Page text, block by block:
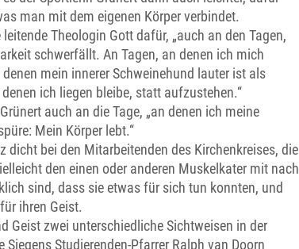
man mit dem eigenen Körper verbindet.
Theologin Gott dafür, „auch an den Tagen,
schwerfällt. An Tagen, an denen ich mich
mein innerer Schweinehund lauter ist als
ich liegen bleibe, statt aufzustehen.“
auch an die Tage, „an denen ich meine
Mein Körper lebt.“
dicht bei den Mitarbeitenden des Kirchenkreises, die
den einen oder anderen Muskelkater mit nach
sind, dass sie etwas für sich tun konnten, und
ihren Geist.
Geist zwei unterschiedliche Sichtweisen in der
Studierenden-Pfarrer Ralph van Doorn